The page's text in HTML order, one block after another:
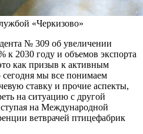
«Черкизово»
№ 309 об увеличении
к 2030 году и объемов экспорта
как призыв к активным
мы все понимаем
ставку и прочие аспекты,
на ситуацию с другой
на Международной
ветврачей птицефабрик